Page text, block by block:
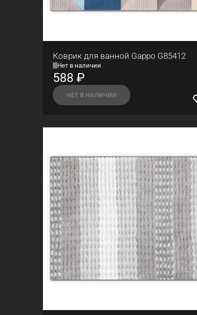
Коврик для ванной Gappo G85412
Нет в наличии
588 ₽
НЕТ В НАЛИЧИИ